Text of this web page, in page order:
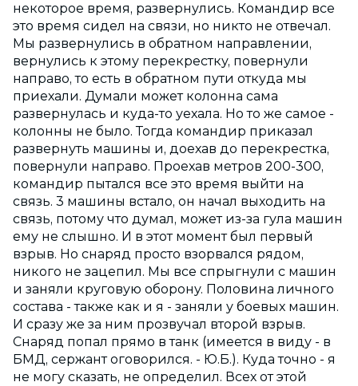
некоторое время, развернулись. Командир все
это время сидел на связи, но никто не отвечал.
Мы развернулись в обратном направлении,
вернулись к этому перекрестку, повернули
направо, то есть в обратном пути откуда мы
приехали. Думали может колонна сама
развернулась и куда-то уехала. Но то же самое -
колонны не было. Тогда командир приказал
развернуть машины и, доехав до перекрестка,
повернули направо. Проехав метров 200-300,
командир пытался все это время выйти на
связь. 3 машины встало, он начал выходить на
связь, потому что думал, может из-за гула машин
ему не слышно. И в этот момент был первый
взрыв. Но снаряд просто взорвался рядом,
никого не зацепил. Мы все спрыгнули с машин
и заняли круговую оборону. Половина личного
состава - также как и я - заняли у боевых машин.
И сразу же за ним прозвучал второй взрыв.
Снаряд попал прямо в танк (имеется в виду - в
БМД, сержант оговорился. - Ю.Б.). Куда точно - я
не могу сказать, не определил. Всех от этой